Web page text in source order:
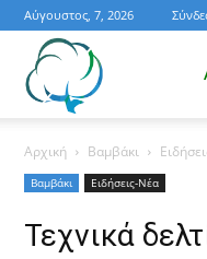
Αύγουστος, 7, 2026
για
το
Αρχική Βαμβάκι
Βαμβάκι Ειδήσεις-Νέα
Τεχνικά